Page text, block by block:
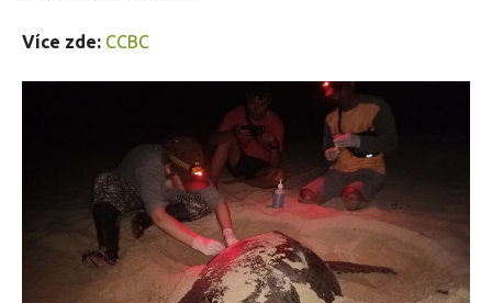
Více zde: CCBC